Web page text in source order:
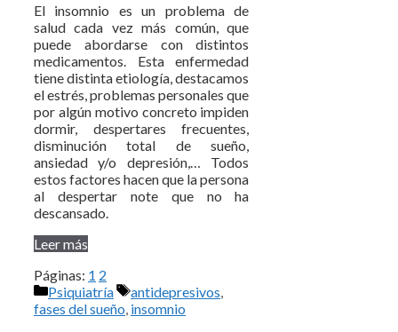
El insomnio es un problema de
salud cada vez más común, que
puede abordarse con distintos
medicamentos. Esta enfermedad
tiene distinta etiología, destacamos
el estrés, problemas personales que
por algún motivo concreto impiden
dormir, despertares frecuentes,
disminución total de sueño,
ansiedad y/o depresión,… Todos
estos factores hacen que la persona
al despertar note que no ha
descansado.
Leer más
Páginas: 1 2
Categorías
Psiquiatría Etiquetas
antidepresivos
fases del sueño insomnio